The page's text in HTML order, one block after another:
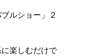
ルショー」２
楽しむだけで